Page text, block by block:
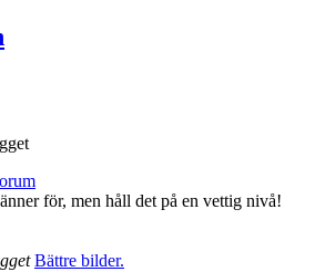
för, men håll det på en vettig nivå!
Bättre bilder.